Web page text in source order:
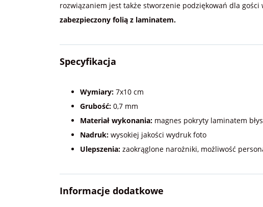
rozwiązaniem jest także stworzenie podziękowań dla gości
zabezpieczony folią z laminatem.
Specyfikacja
Wymiary: 7x10 cm
Grubość: 0,7 mm
Materiał wykonania: magnes pokryty laminatem
Nadruk: wysokiej jakości wydruk foto
Ulepszenia: zaokrąglone narożniki, możliwość
Informacje dodatkowe